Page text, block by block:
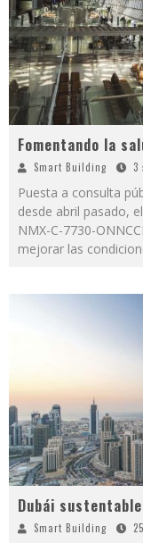
Fomentando la
Smart Building 3
Puesta a consulta
desde abril pasado,
NMX-C-7730-
mejorar las
Dubái sustentable
Smart Building